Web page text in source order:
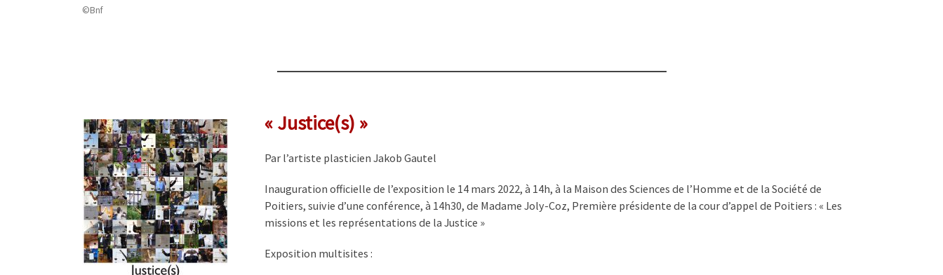
©Bnf
« Justice(s) »
Par l’artiste plasticien Jakob Gautel
Inauguration officielle de l’exposition le 14 mars 2022, à 14h, à la Maison des Sciences de l’Homme et de la Société de
Poitiers, suivie d’une conférence, à 14h30, de Madame Joly-Coz, Première présidente de la cour d’appel de Poitiers : « Les
missions et les représentations de la Justice »
Exposition multisites :